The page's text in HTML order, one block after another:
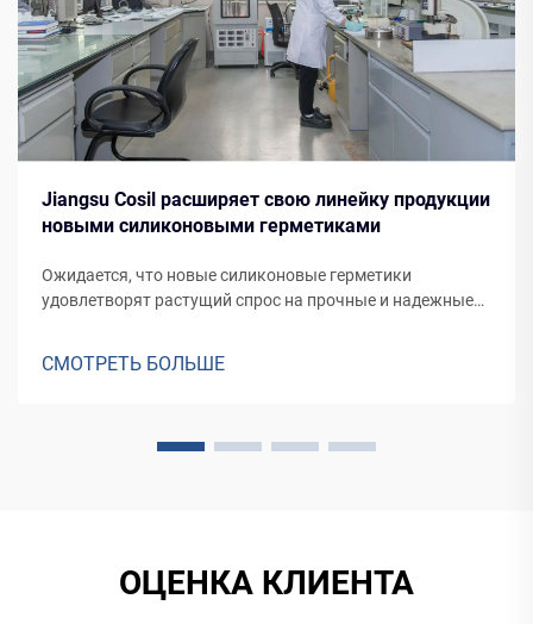
Jiangsu Cosil расширяет свою линейку продукции
новыми силиконовыми герметиками
Ожидается, что новые силиконовые герметики
удовлетворят растущий спрос на прочные и надежные
СМОТРЕТЬ БОЛЬШЕ
ОЦЕНКА КЛИЕНТА